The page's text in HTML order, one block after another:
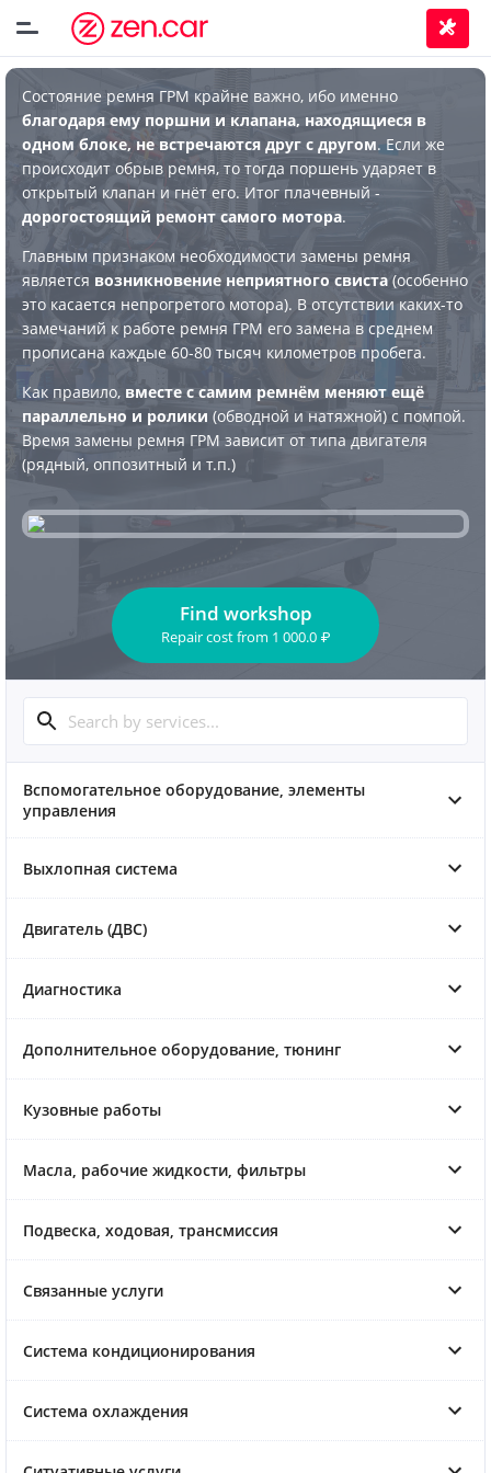
Состояние ремня ГРМ крайне важно, ибо именно
благодаря ему поршни и клапана, находящиеся в
одном блоке, не встречаются друг с другом. Если же
происходит обрыв ремня, то тогда поршень ударяет в
открытый клапан и гнёт его. Итог плачевный -
дорогостоящий ремонт самого мотора.
Главным признаком необходимости замены ремня
является возникновение неприятного свиста (особенно
это касается непрогретого мотора). В отсутствии каких-то
замечаний к работе ремня ГРМ его замена в среднем
прописана каждые 60-80 тысяч километров пробега.
Как правило, вместе с самим ремнём меняют ещё
параллельно и ролики (обводной и натяжной) с помпой.
Время замены ремня ГРМ зависит от типа двигателя
(рядный, оппозитный и т.п.)
Find workshop
Repair costfrom 1 000.0 ₽
Вспомогательное оборудование, элементы
управления
Выхлопная система
Двигатель (ДВС)
Диагностика
Дополнительное оборудование, тюнинг
Кузовные работы
Масла, рабочие жидкости, фильтры
Подвеска, ходовая, трансмиссия
Связанные услуги
Система кондиционирования
Система охлаждения